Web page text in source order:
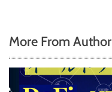
More From Author